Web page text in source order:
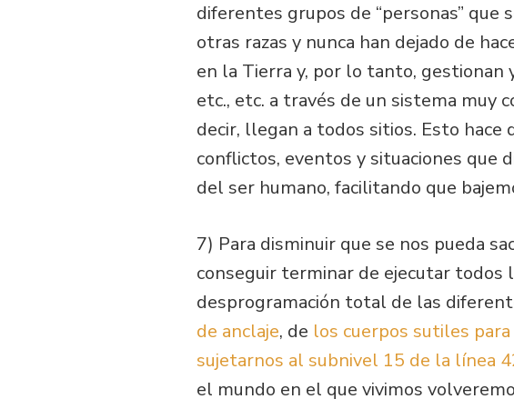
diferentes grupos de “personas” que
otras razas y nunca han dejado de
en la Tierra y, por lo tanto, gestionan
etc., etc. a través de un sistema muy
decir, llegan a todos sitios. Esto
conflictos, eventos y situaciones que
del ser humano, facilitando que
7) Para disminuir que se nos pueda
conseguir terminar de ejecutar todos
desprogramación total de las
de anclaje, de los cuerpos sutiles
sujetarnos al subnivel 15 de la línea
el mundo en el que vivimos